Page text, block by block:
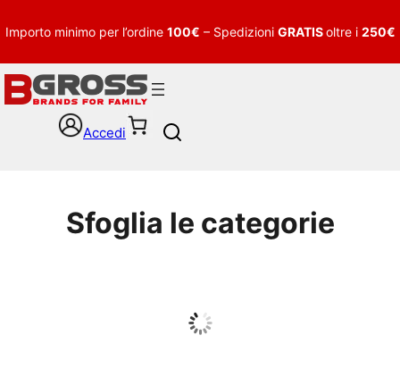
Importo minimo per l’ordine 100€ – Spedizioni GRATISoltre i 250€
Accedi
h
Sfoglia le categorie
Guarda tutto